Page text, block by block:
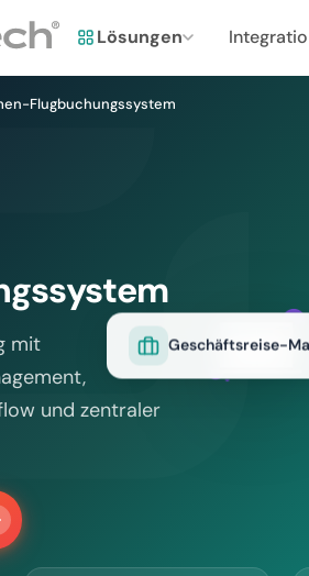
Lösungen
Flugbuchungssystem
mit
und zentraler